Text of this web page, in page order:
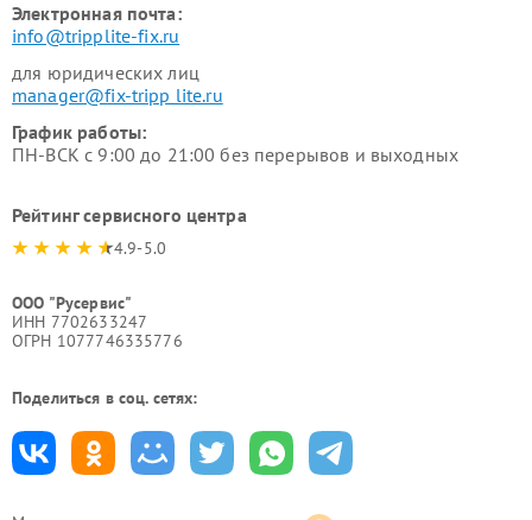
Электронная почта:
info@tripplite-fix.ru
для юридических лиц
manager@fix-tripp lite.ru
График работы:
ПН-ВСК с 9:00 до 21:00 без перерывов и выходных
Рейтинг сервисного центра
4.9-5.0
ООО "Русервис"
ИНН 7702633247
ОГРН 1077746335776
Поделиться в соц. сетях: